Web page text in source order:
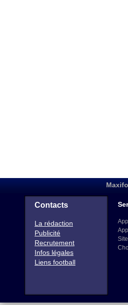
Contacts
La rédaction
Publicité
Recrutement
Infos légales
Liens football